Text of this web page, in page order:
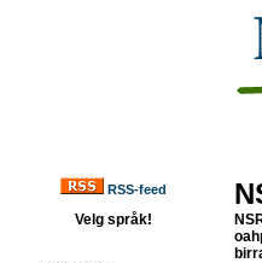
RSS-feed
Velg språk!